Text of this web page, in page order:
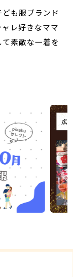
も服ブランド
レ好きなママ
素敵な一着を